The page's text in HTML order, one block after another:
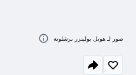
صور لـ هوتل بوليتزر برشلونة